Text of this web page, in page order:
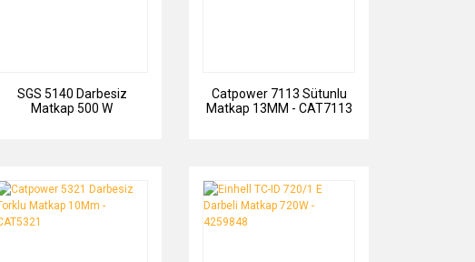
SGS 5140 Darbesiz
Matkap 500 W
Catpower 7113 Sütunlu
Matkap 13MM - CAT7113